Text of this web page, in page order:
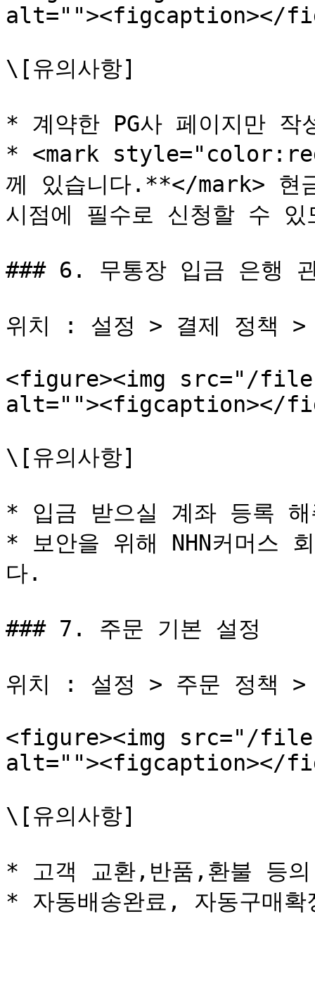
alt=""><figcaption></
\[유의사항]
* 계약한 PG사 페이지만 작
* <mark
께 있습니다.**</mark> 현
시점에 필수로 신청할 수
### 6. 무통장 입금 은행
위치 : 설정 > 결제 정책 >
<figure><img src="/files/
alt=""><figcaption></
\[유의사항]
* 입금 받으실 계좌 등록
* 보안을 위해 NHN커머스
다.
### 7. 주문 기본 설정
위치 : 설정 > 주문 정책 >
<figure><img src="/files/
alt=""><figcaption></
\[유의사항]
* 고객 교환,반품,환불 등